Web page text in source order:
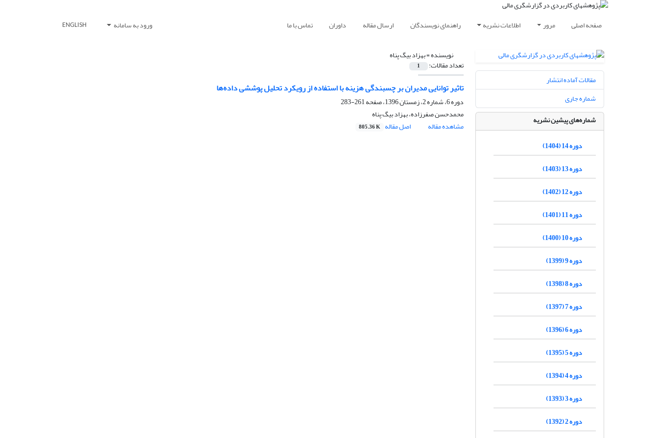
صفحه اصلی مرور اطلاعات نشریه راهنمای نویسندگان ارسال مقاله داوران تماس با ما ورود به سامانه ENGLISH
نویسنده =بهزاد بیگ پناه
تعداد مقالات: 1
تاثیر توانایی مدیران بر چسبندگی هزینه با استفاده از رویکرد تحلیل پوششی داده‌ها
دوره 6، شماره 2، زمستان 1396، صفحه
261-283
محمدحسن صفرزاده، بهزاد بیگ پناه
مشاهده مقاله
اصل مقاله 805.36 K
مقالات آماده انتشار
شماره جاری
شماره‌های پیشین نشریه
دوره 14 (1404)
دوره 13 (1403)
دوره 12 (1402)
دوره 11 (1401)
دوره 10 (1400)
دوره 9 (1399)
دوره 8 (1398)
دوره 7 (1397)
دوره 6 (1396)
دوره 5 (1395)
دوره 4 (1394)
دوره 3 (1393)
دوره 2 (1392)